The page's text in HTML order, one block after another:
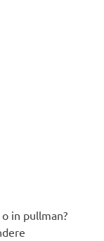
in pullman?